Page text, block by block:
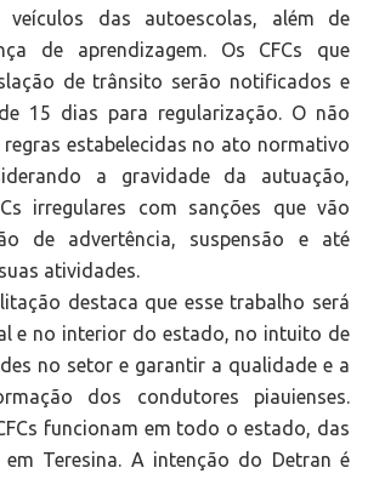
das autoescolas, além de
de aprendizagem. Os CFCs que
de trânsito serão notificados e
15 dias para regularização. O não
estabelecidas no ato normativo
a gravidade da autuação,
irregulares com sanções que vão
de advertência, suspensão e até
atividades.
destaca que esse trabalho será
e no interior do estado, no intuito de
no setor e garantir a qualidade e a
dos condutores piauienses.
funcionam em todo o estado, das
Teresina. A intenção do Detran é